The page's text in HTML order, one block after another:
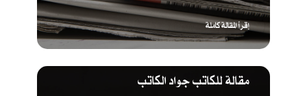
إقرأ المقالة كاملة
مقالة للكاتب جواد الكاتب